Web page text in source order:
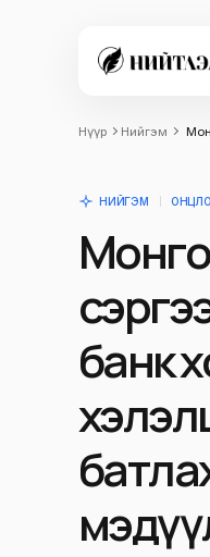
Нүүр Нийгэм
НИЙГЭМ
банк
батлах